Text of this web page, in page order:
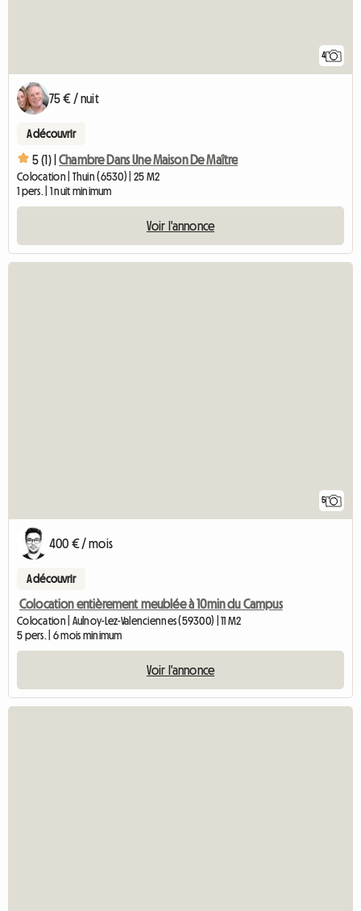
4
75 € / nuit
A découvrir
5 (1) | Chambre Dans Une Maison De Maître
Colocation | Thuin (6530) | 25 M2
1 pers. | 1 nuit minimum
Voir l'annonce
5
400 € / mois
A découvrir
Colocation entièrement meublée à 10min du Campus
Colocation | Aulnoy-Lez-Valenciennes (59300) | 11 M2
5 pers. | 6 mois minimum
Voir l'annonce